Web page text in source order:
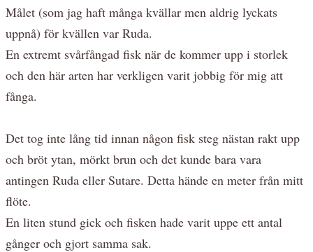
Målet (som jag haft många kvällar men aldrig lyckats
uppnå) för kvällen var Ruda.
En extremt svårfångad fisk när de kommer upp i storlek
och den här arten har verkligen varit jobbig för mig att
fånga.
Det tog inte lång tid innan någon fisk steg nästan rakt upp
och bröt ytan, mörkt brun och det kunde bara vara
antingen Ruda eller Sutare. Detta hände en meter från mitt
flöte.
En liten stund gick och fisken hade varit uppe ett antal
gånger och gjort samma sak.